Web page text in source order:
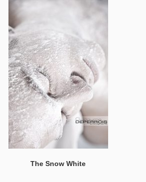
The Snow White